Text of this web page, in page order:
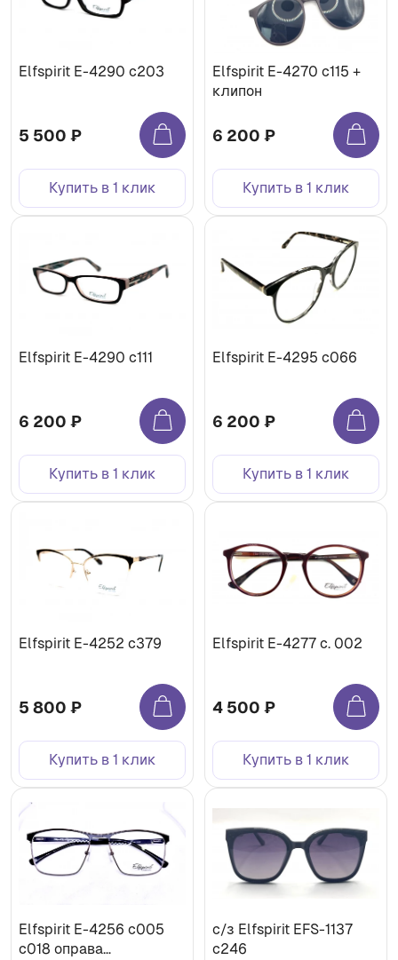
Elfspirit Е-4290 c203
5 500 ₽
Купить в 1 клик
Elfspirit Е-4270 c115 +
клипон
6 200 ₽
Купить в 1 клик
Elfspirit Е-4290 c111
6 200 ₽
Купить в 1 клик
Elfspirit Е-4295 c066
6 200 ₽
Купить в 1 клик
Elfspirit Е-4252 c379
5 800 ₽
Купить в 1 клик
Elfspirit Е-4277 с. 002
4 500 ₽
Купить в 1 клик
Elfspirit Е-4256 с005
с018 оправа
с/з Elfspirit EFS-1137
c246